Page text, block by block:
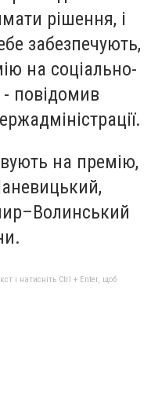
рішення, і
забезпечують,
на соціально-
повідомив
на премію,
і натисніть Ctrl + Enter, щоб